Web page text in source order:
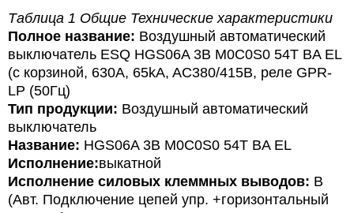
Таблица 1 Общие Технические характеристики
Полное название: Воздушный автоматический
выключатель ESQ HGS06A 3B M0C0S0 54T BA EL
(с корзиной, 630А, 65kA, AC380/415В, реле GPR-
LP (50Гц)
Тип продукции: Воздушный автоматический
выключатель
Название: HGS06A 3B M0C0S0 54T BA EL
Исполнение:выкатной
Исполнение силовых клеммных выводов: B
(Авт. Подключение цепей упр. +горизонтальный